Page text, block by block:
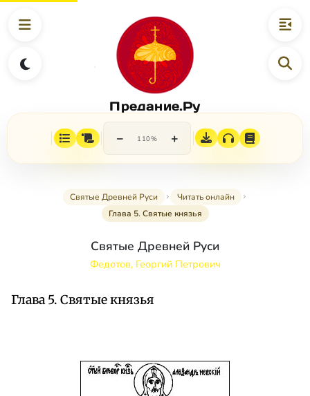
Предание.Ру
− 110% +
Святые Древней Руси
Читать онлайн
Глава 5. Святые князья
Святые Древней Руси
Федотов, Георгий Петрович
Глава 5. Святые князья